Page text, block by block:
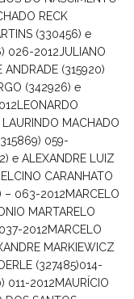
RECK
(330456) e
026-2012JULIANO
ANDRADE (315920)
(342926) e
LEONARDO
MACHADO
059-
e ALEXANDRE LUIZ
CARANHATO
– 063-2012MARCELO
MARTARELO
2012MARCELO
MARKIEWICZ
(327485)014-
011-2012MAURÍCIO